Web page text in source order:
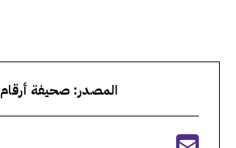
المصدر: صحيفة أرقام